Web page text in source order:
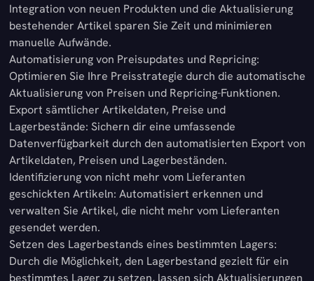
Integration von neuen Produkten und die Aktualisierung
bestehender Artikel sparen Sie Zeit und minimieren
manuelle Aufwände.
Automatisierung von Preisupdates und Repricing:
Optimieren Sie Ihre Preisstrategie durch die automatische
Aktualisierung von Preisen und Repricing-Funktionen.
Export sämtlicher Artikeldaten, Preise und
Lagerbestände: Sichern dir eine umfassende
Datenverfügbarkeit durch den automatisierten Export von
Artikeldaten, Preisen und Lagerbeständen.
Identifizierung von nicht mehr vom Lieferanten
geschickten Artikeln: Automatisiert erkennen und
verwalten Sie Artikel, die nicht mehr vom Lieferanten
gesendet werden.
Setzen des Lagerbestands eines bestimmten Lagers:
Durch die Möglichkeit, den Lagerbestand gezielt für ein
bestimmtes Lager zu setzen, lassen sich Aktualisierungen